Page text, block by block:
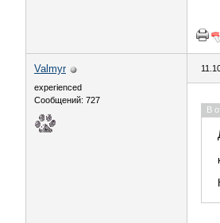
Valmyr
experienced
Сообщений: 727
В